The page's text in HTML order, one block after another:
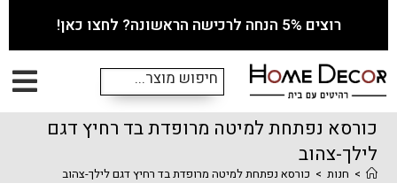
רוצים 5% הנחה לרכישה הראשונה? לחצו כאן!
כורסא נפתחת למיטה מרופדת בד רחיץ דגם
לילך-צהוב
> חנות > כורסא נפתחת למיטה מרופדת בד רחיץ דגם לילך-צהוב